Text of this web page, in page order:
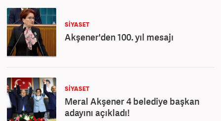
SİYASET
Akşener'den 100. yıl mesajı
SİYASET
Meral Akşener 4 belediye başkan
adayını açıkladı!